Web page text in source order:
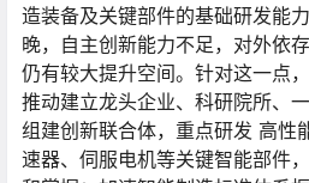
造装备及关键部件的基础研发能
晚，自主创新能力不足，对外依
仍有较大提升空间。针对这一点
推动建立龙头企业、科研院所、
组建创新联合体，重点研发 高性
速器、伺服电机等关键智能部件